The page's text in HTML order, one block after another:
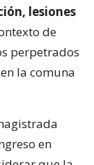
lesiones
de
perpetrados
la comuna
en